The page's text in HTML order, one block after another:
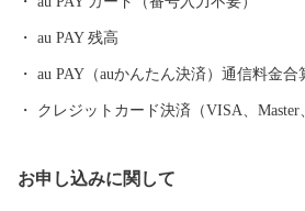
au PAY 残高
au PAY（auかんたん決済）通信料金合
クレジットカード決済（VISA、Master
お申し込みに関して